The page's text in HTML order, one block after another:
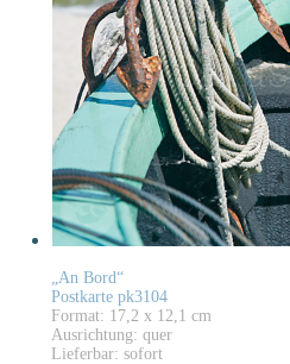
„An Bord“
Postkarte pk3104
Format: 17,2 x 12,1 cm
Ausrichtung: quer
Lieferbar: sofort